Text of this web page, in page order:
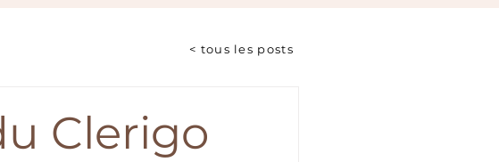
< tous les posts
Clerigo